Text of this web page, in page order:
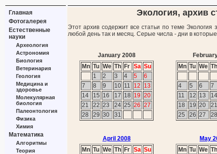
Главная
Фотогалерея
Естественные
науки
Археология
Астрономия
Биология
Ветеринария
Геология
Медицина и
здоровье
Молекулярная
биология
Палеонтология
Физика
Химия
Математика
Алгоритмы
Теория
Экология, архив
Этот архив содержит все статьи по теме
любой день так и месяц. Серые числа - дни в
January 2008
Mn Tu We Th Fr Sa Su
1
2 3 4 5
6
7
8 9 10 11 12
13
14
15 16 17 18 19 20
21
22 23 24 25 26 27
28
29 30 31
Mn Tu We Th
4 5 6
7
11
12 13
14
18
19 20
21
25
26 27 28
April 2008
Mn Tu We Th Fr Sa Su
May
Mn Tu We Th